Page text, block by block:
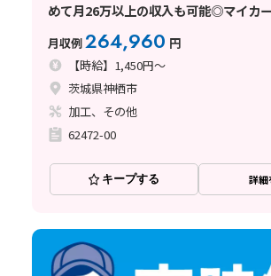
めて月26万以上の収入も可能◎マイカ
月収例264,960 円
【時給】1,450円～
茨城県神栖市
加工、その他
62472-00
キープする 詳細